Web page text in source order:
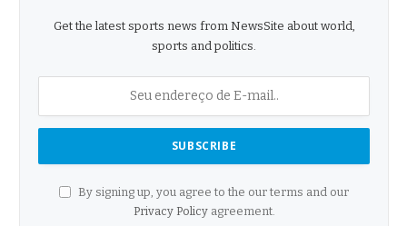
Get the latest sports news from NewsSite about world,
sports and politics.
By signing up, you agree to the our terms and our
Privacy Policyagreement.